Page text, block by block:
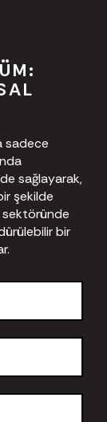
sadece
sağlayarak,
şekilde
sektöründe
bir